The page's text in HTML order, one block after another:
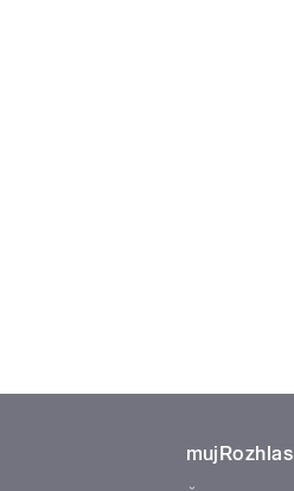
mujRozhlas